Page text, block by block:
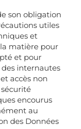
son obligation
utiles
et
matière pour
et pour
internautes
accès non
encourus
au
des Données